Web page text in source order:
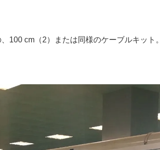
100 cm（2）または同様のケーブルキット。